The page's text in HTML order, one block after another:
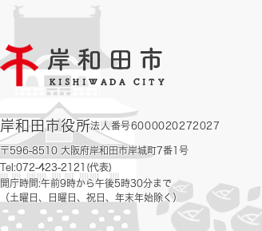
岸和田市役所法人番号6000020272027
〒596-8510 大阪府岸和田市岸城町7番1号
Tel:072-423-2121(代表)
開庁時間:午前9時から午後5時30分まで
（土曜日、日曜日、祝日、年末年始除く）